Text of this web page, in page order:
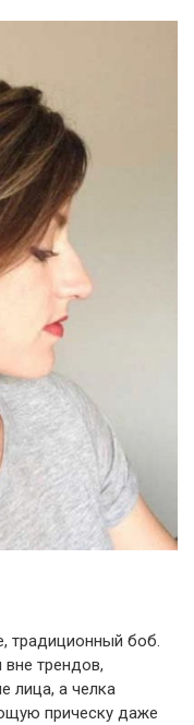
традиционный боб.
вне трендов,
лица, а челка
прическу даже